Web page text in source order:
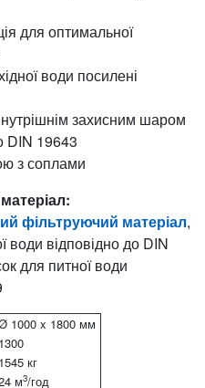
для оптимальної
води посилені
захисним шаром
DIN 19643
з соплами
фільтруючий матеріал,
води відповідно до DIN
для питної води
1000 x 1800 мм
1300
1545 кг
м3/год